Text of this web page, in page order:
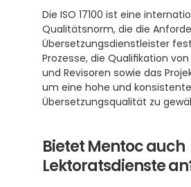
Die ISO 17100 ist eine
Qualitätsnorm, die die
Übersetzungsdienstleister
Prozesse, die Qualifikation
und Revisoren sowie das
um eine hohe und konsistente
Übersetzungsqualität zu
Bietet Mentoc auch
Lektoratsdienste